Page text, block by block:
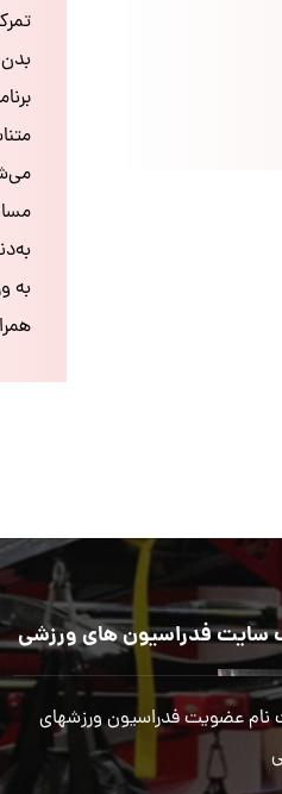
به
فدراسیون های ورزشی
نام عضویت فدراسیون ورزشهای